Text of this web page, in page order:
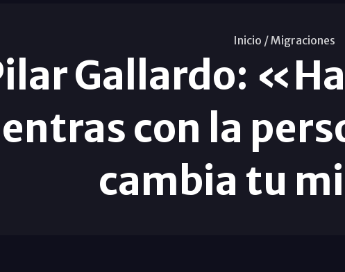
Inicio /Migraciones
Gallardo:
con la
cambia tu